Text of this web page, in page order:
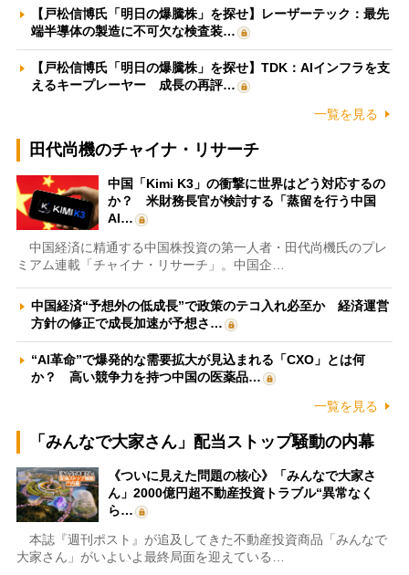
【戸松信博氏「明日の爆騰株」を探せ】レーザーテック：最先
端半導体の製造に不可欠な検査装…
【戸松信博氏「明日の爆騰株」を探せ】TDK：AIインフラを支
えるキープレーヤー 成長の再評…
一覧を見る
田代尚機のチャイナ・リサーチ
中国「Kimi K3」の衝撃に世界はどう対応するの
か？ 米財務長官が検討する「蒸留を行う中国
AI…
中国経済に精通する中国株投資の第一人者・田代尚機氏のプレ
ミアム連載「チャイナ・リサーチ」。中国企…
中国経済“予想外の低成長”で政策のテコ入れ必至か 経済運営
方針の修正で成長加速が予想さ…
“AI革命”で爆発的な需要拡大が見込まれる「CXO」とは何
か？ 高い競争力を持つ中国の医薬品…
一覧を見る
「みんなで大家さん」配当ストップ騒動の内幕
《ついに見えた問題の核心》「みんなで大家さ
ん」2000億円超不動産投資トラブル“異常なく
ら…
本誌『週刊ポスト』が追及してきた不動産投資商品「みんなで
大家さん」がいよいよ最終局面を迎えている…